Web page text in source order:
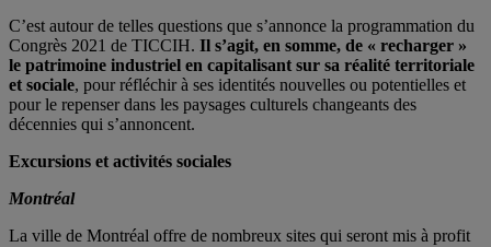
C’est autour de telles questions que s’annonce la programmation du
Congrès 2021 de TICCIH. Il s’agit, en somme, de « recharger »
le patrimoine industriel en capitalisant sur sa réalité territoriale
et sociale, pour réfléchir à ses identités nouvelles ou potentielles et
pour le repenser dans les paysages culturels changeants des
décennies qui s’annoncent.
Excursions et activités sociales
Montréal
La ville de Montréal offre de nombreux sites qui seront mis à profit